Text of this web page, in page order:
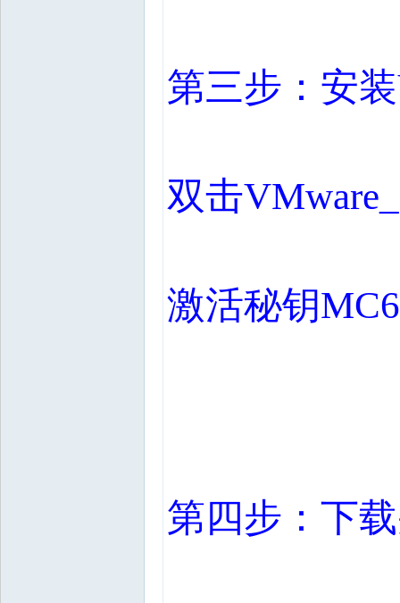
第三步：安装
双击
激活秘钥
第四步：下